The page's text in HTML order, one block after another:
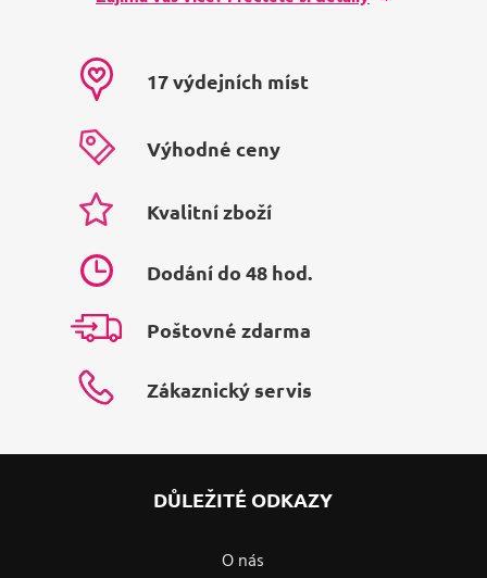
17 výdejních míst
Výhodné ceny
Kvalitní zboží
Dodání do 48 hod.
Poštovné zdarma
Zákaznický servis
DŮLEŽITÉ ODKAZY
O nás